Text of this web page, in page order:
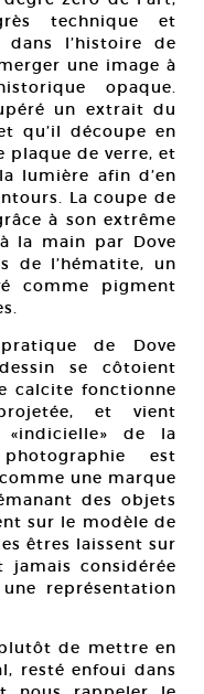
technique et
dans l’histoire de
une image à
opaque.
un extrait du
qu’il découpe en
plaque de verre, et
lumière afin d’en
La coupe de
à son extrême
la main par Dove
de l’hématite, un
comme pigment
de Dove
se côtoient
calcite fonctionne
et vient
de la
est
une marque
des objets
sur le modèle de
êtres laissent sur
jamais considérée
représentation
de mettre en
resté enfoui dans